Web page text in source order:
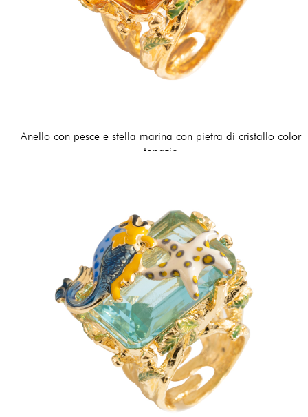
Anello con pesce e stella marina con pietra di cristallo color
topazio